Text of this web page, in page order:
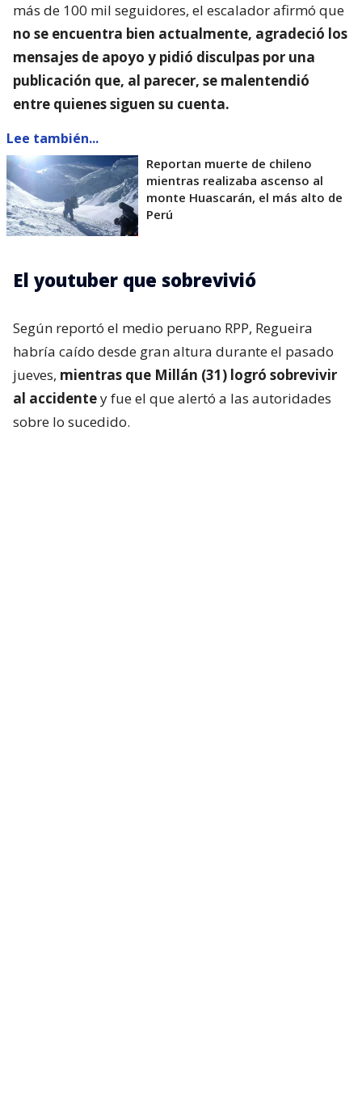
más de 100 mil seguidores, el escalador afirmó que
no se encuentra bien actualmente, agradeció los
mensajes de apoyo y pidió disculpas por una
publicación que, al parecer, se malentendió
entre quienes siguen su cuenta.
Lee también...
Reportan muerte de chileno
mientras realizaba ascenso al
monte Huascarán, el más alto de
Perú
El youtuber que sobrevivió
Según reportó el medio peruano RPP, Regueira
habría caído desde gran altura durante el pasado
jueves, mientras que Millán (31) logró sobrevivir
al accidentey fue el que alertó a las autoridades
sobre lo sucedido.